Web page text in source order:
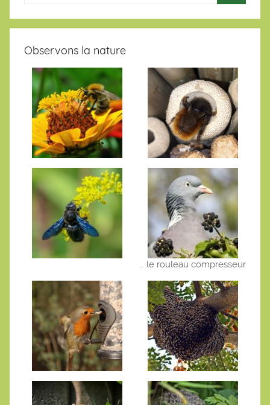
Observons la nature
… le rouleau compresseur